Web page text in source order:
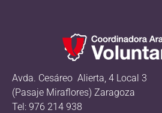
Avda. Cesáreo Alierta, 4 Local 3
(Pasaje Miraflores) Zaragoza
Tel: 976 214 938